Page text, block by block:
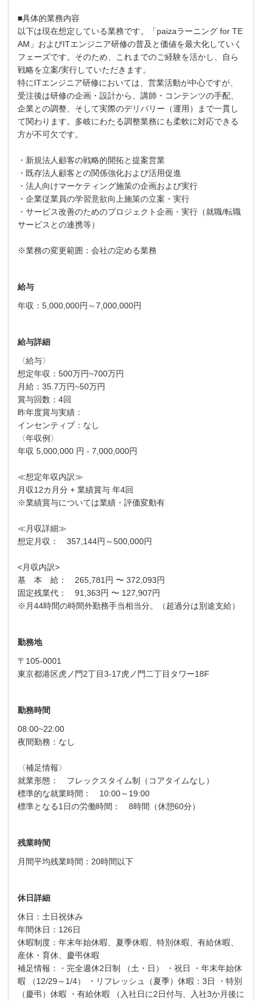
■具体的業務内容
以下は現在想定している業務です。「paizaラーニング for TE
AM」およびITエンジニア研修の普及と価値を最大化していく
フェーズです。そのため、これまでのご経験を活かし、自ら
戦略を立案/実行していただきます。
特にITエンジニア研修においては、営業活動が中心ですが、
受注後は研修の企画・設計から、講師・コンテンツの手配、
企業との調整、そして実際のデリバリー（運用）まで一貫し
て関わります。多岐にわたる調整業務にも柔軟に対応できる
方が不可欠です。
・新規法人顧客の戦略的開拓と提案営業
・既存法人顧客との関係強化および活用促進
・法人向けマーケティング施策の企画および実行
・企業従業員の学習意欲向上施策の立案・実行
・サービス改善のためのプロジェクト企画・実行（就職/転職
サービスとの連携等）
※業務の変更範囲：会社の定める業務
給与
年収：5,000,000円～7,000,000円
給与詳細
〈給与〉
想定年収：500万円~700万円
月給：35.7万円~50万円
賞与回数：4回
昨年度賞与実績：
インセンティブ：なし
〈年収例〉
年収 5,000,000 円 - 7,000,000円
≪想定年収内訳≫
月収12カ月分 + 業績賞与 年4回
※業績賞与については業績・評価変動有
≪月収詳細≫
想定月収： 357,144円～500,000円
<月収内訳>
基 本 給： 265,781円 〜 372,093円
固定残業代： 91,363円 〜 127,907円
※月44時間の時間外勤務手当相当分。（超過分は別途支給）
勤務地
〒105-0001
東京都港区虎ノ門2丁目3-17虎ノ門二丁目タワー18F
勤務時間
08:00~22:00
夜間勤務：なし
〈補足情報〉
就業形態： フレックスタイム制（コアタイムなし）
標準的な就業時間： 10:00～19:00
標準となる1日の労働時間： 8時間（休憩60分）
残業時間
月間平均残業時間：20時間以下
休日詳細
休日：土日祝休み
年間休日：126日
休暇制度：年末年始休暇、夏季休暇、特別休暇、有給休暇、
産休・育休、慶弔休暇
補足情報：・完全週休2日制 （土・日） ・祝日 ・年末年始休
暇 （12/29～1/4） ・リフレッシュ（夏季）休暇：3日 ・特別
（慶弔）休暇 ・有給休暇 （入社日に2日付与、入社3か月後に